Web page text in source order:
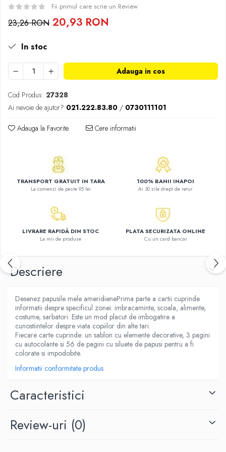
Atlase, dictionare si enciclopedii
Benzi desenate
Carti de colorat
Grafice
Povesti pentru copii
Povesti si povestiri
Dictionare si enciclopedii
Atlase, dictionare si enciclopedii
Dictionare de limba romana
Dictionare tematice
Enciclopedii
Diete si fitness
Diete si alimentatie sanatoasa
Fitness si frumusete
Diverse
Feng Shui
Sa nu razi :((
Drept
Legislatie
Fictiune
Actiune si Aventura
Actiune,aventura
Crime, Thriller, Mistery
Istorica
Fii primul care scrie un Review
23,26 RON 20,93 RON
In stoc
Adauga in cos
Cod Produs: 27328
Ai nevoie de ajutor? 021.222.83.80 / 0730111101
Adauga la Favorite Cere informatii
TRANSPORT GRATUIT IN TARA
La comenzi de peste 95 lei
100% BANII INAPOI
Ai 30 zile drept de retur
LIVRARE RAPIDĂ DIN STOC
La mii de produse
PLATA SECURIZATA ONLINE
Cu un card bancar
Descriere
Desenez papusile mele ameridienePrima parte a cartii cuprinde
informatii despre specificul zonei: imbracaminte, scoala, alimente,
costume, sarbatori. Este un mod placut de imbogatire a
cunostiintelor despre viata copiilor din alte tari.
Fiecare carte cuprinde: un sablon cu elemente decorative, 3 pagini
cu autocolante si 56 de pagini cu siluete de papusi pentru a fi
colorate si impodobite.
Informatii conformitate produs
Caracteristici
Review-uri (0)